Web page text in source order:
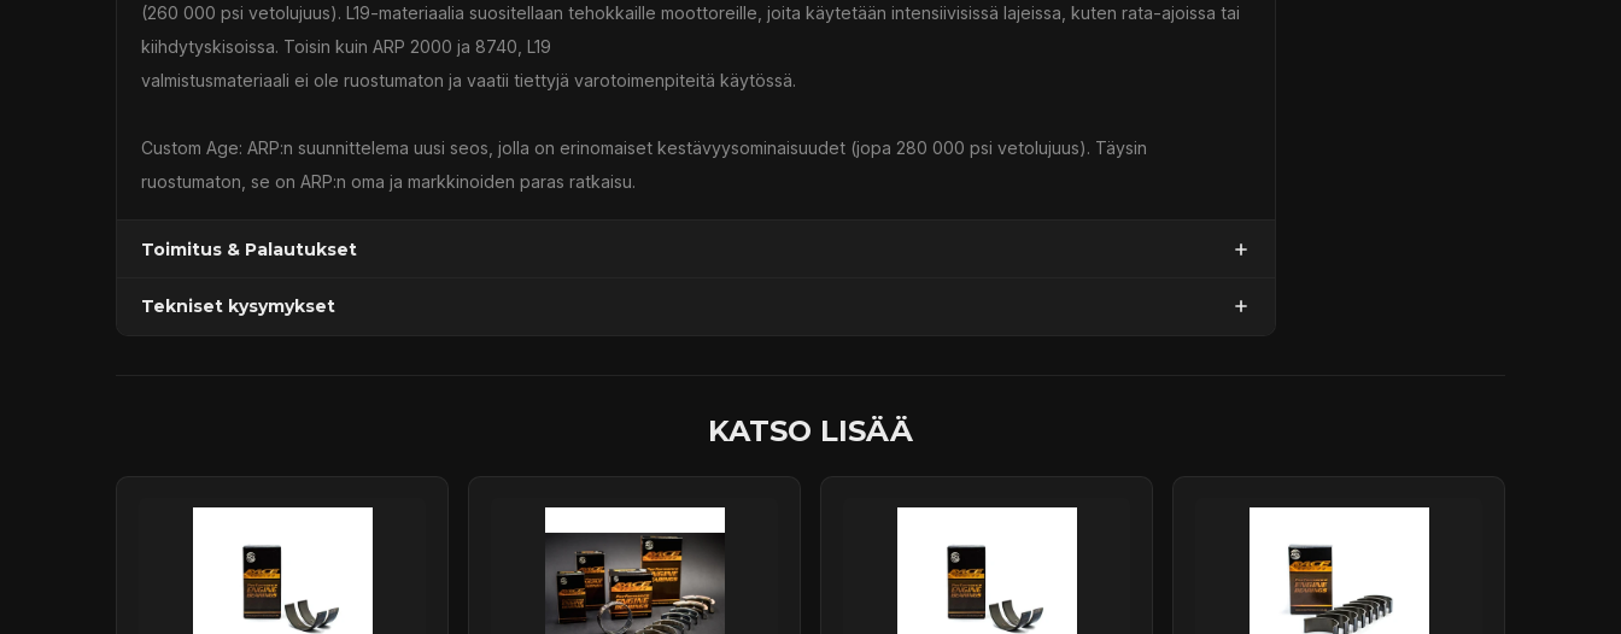
(260 000 psi vetolujuus). L19-materiaalia suositellaan tehokkaille moottoreille, joita käytetään intensiivisissä lajeissa, kuten rata-ajoissa tai
kiihdytyskisoissa. Toisin kuin ARP 2000 ja 8740, L19
valmistusmateriaali ei ole ruostumaton ja vaatii tiettyjä varotoimenpiteitä käytössä.
Custom Age: ARP:n suunnittelema uusi seos, jolla on erinomaiset kestävyysominaisuudet (jopa 280 000 psi vetolujuus). Täysin
ruostumaton, se on ARP:n oma ja markkinoiden paras ratkaisu.
Toimitus & Palautukset
Tekniset kysymykset
KATSO LISÄÄ